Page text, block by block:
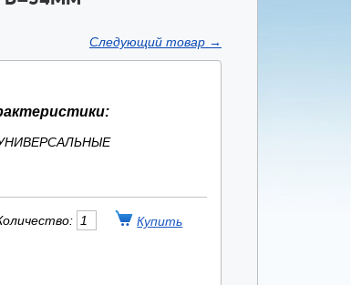
Следующий товар →